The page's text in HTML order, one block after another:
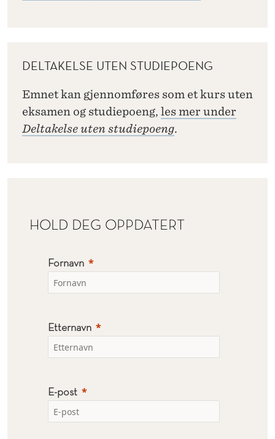
DELTAKELSE UTEN STUDIEPOENG
Emnet kan gjennomføres som et kurs uten
eksamen og studiepoeng, les mer under
Deltakelse uten studiepoeng.
HOLD DEG OPPDATERT
Fornavn
Etternavn
E-post